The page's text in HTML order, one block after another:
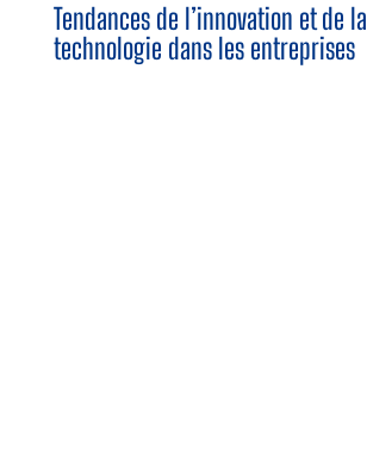
Tendances de l’innovation et de la
technologie dans les entreprises